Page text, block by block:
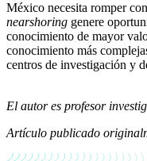
México necesita romper
nearshoring genere
conocimiento de mayor
conocimiento más
centros de investigación y
El autor es profesor
Artículo publicado